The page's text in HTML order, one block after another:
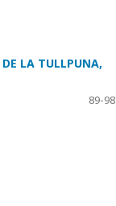
DE LA TULLPUNA,
89-98